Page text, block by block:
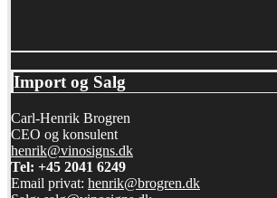
Import og Salg
Carl-Henrik Brogren
CEO og konsulent
henrik@vinosigns.dk
Tel: +45 2041 6249
Email privat: henrik@brogren.dk